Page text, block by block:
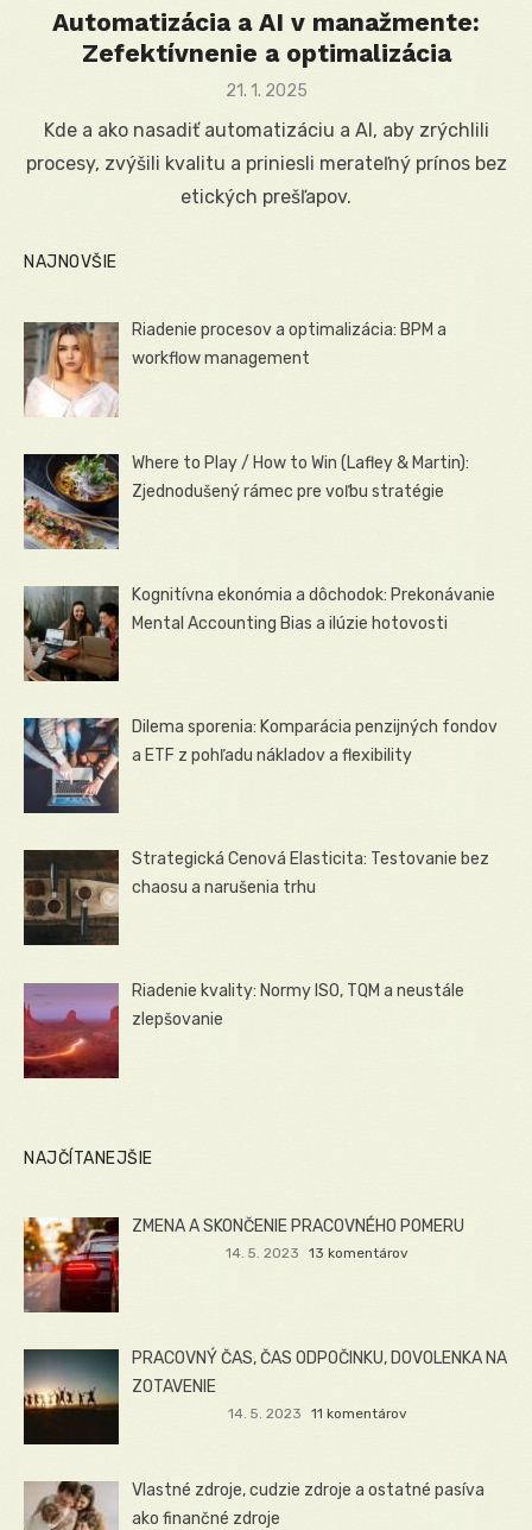
Automatizácia a AI v manažmente:
Zefektívnenie a optimalizácia
Posted
21. 1. 2025
Kde a ako nasadiť automatizáciu a AI, aby zrýchlili
procesy, zvýšili kvalitu a priniesli merateľný prínos bez
etických prešľapov.
NAJNOVŠIE
Riadenie procesov a optimalizácia: BPM a
workflow management
Where to Play / How to Win (Lafley & Martin):
Zjednodušený rámec pre voľbu stratégie
Kognitívna ekonómia a dôchodok: Prekonávanie
Mental Accounting Bias a ilúzie hotovosti
Dilema sporenia: Komparácia penzijných fondov
a ETF z pohľadu nákladov a flexibility
Strategická Cenová Elasticita: Testovanie bez
chaosu a narušenia trhu
Riadenie kvality: Normy ISO, TQM a neustále
zlepšovanie
NAJČÍTANEJŠIE
ZMENA A SKONČENIE PRACOVNÉHO POMERU
14. 5. 2023 13 komentárov
PRACOVNÝ ČAS, ČAS ODPOČINKU, DOVOLENKA NA
ZOTAVENIE
14. 5. 2023 11 komentárov
Vlastné zdroje, cudzie zdroje a ostatné pasíva
ako finančné zdroje